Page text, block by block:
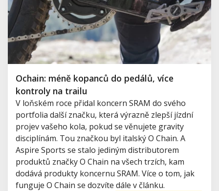
Ochain: méně kopanců do pedálů, více
kontroly na trailu
V loňském roce přidal koncern SRAM do svého
portfolia další značku, která výrazně zlepší jízdní
projev vašeho kola, pokud se věnujete gravity
disciplínám. Tou značkou byl italský O Chain. A
Aspire Sports se stalo jediným distributorem
produktů značky O Chain na všech trzích, kam
dodává produkty koncernu SRAM. Více o tom, jak
funguje O Chain se dozvíte dále v článku.